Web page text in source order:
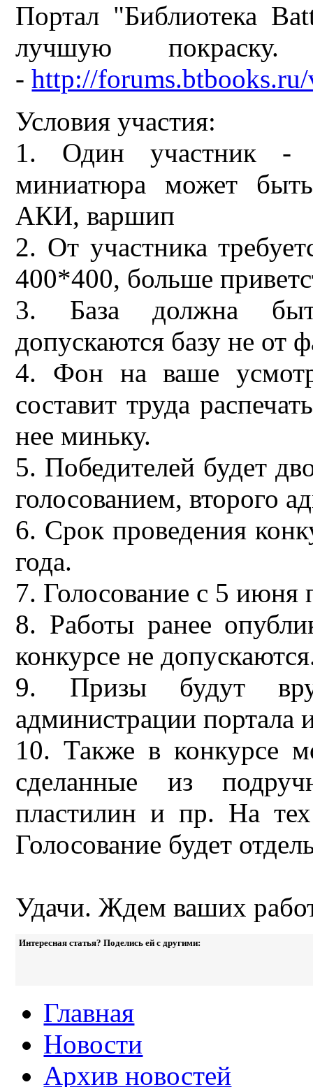
Портал "Библиотека
лучшую
-http://
Условия участия:
1. Один участник -
миниатюра может
АКИ, варшип
2. От участника
400*400, больше
3. База должна
допускаются базу не от
4. Фон на ваше
составит труда
нее миньку.
5. Победителей будет
голосованием, второго
6. Срок проведения
года.
7. Голосование с 5 июня
8. Работы ранее
конкурсе не
9. Призы будут
администрации
10. Также в конкурсе
сделанные из
пластилин и пр. На
Голосование будет
Удачи. Ждем ваших
Интересная статья? Поделись ей с другими:
Главная
Новости
Архив новостей